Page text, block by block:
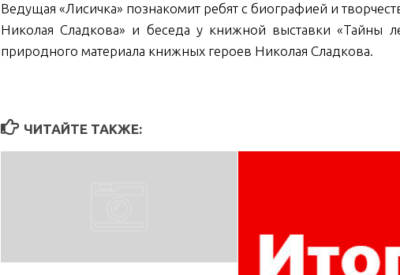
Ведущая «Лисичка» познакомит ребят с биографией и
Николая Сладкова» и беседа у книжной выставки «Тайны
природного материала книжных героев Николая Сладкова.
ЧИТАЙТЕ ТАКЖЕ: